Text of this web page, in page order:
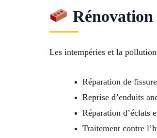
Les intempéries et la
Réparation de
Reprise d’enduits
Réparation d’éclats
Traitement contre